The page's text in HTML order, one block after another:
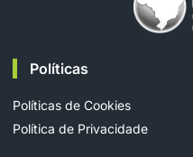
Políticas
Políticas de Cookies
Política de Privacidade